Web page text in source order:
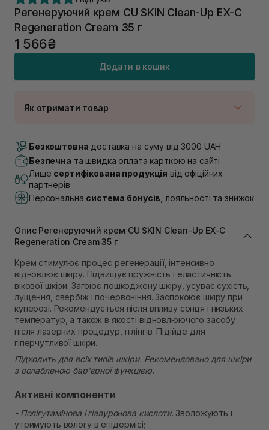
Регенеруючий крем CU SKIN Clean-Up EX-C
Regeneration Cream 35 г
1 566₴
Додати в кошик
Як отримати товар
В наявності
Самовивіз м. Луцьк, вул. Винниченка 4
Немає в наявності!
Самовивіз м. Львів, вул. Академіка Підстригача, 1В
(Duck’s Lake)
Немає в наявності!
Немає в наявності!
Самовивіз м. Львів, вул. Степана Бандери 45
Самовивіз м. Рівне, вул. 16-го Липня, 15
В наявності
Самовивіз м. Рівне, вул. Кулика і Гудачека 23 (ТЦ
Екватор)
Немає в наявності!
Безкоштовна доставка на суму від 3000 UAH
Безпечна та швидка оплата карткою на сайті
Лише сертифікована продукція від офіційних
партнерів
Персональна система бонусів , лояльності та знижок
Опис Регенеруючий крем CU SKIN Clean-Up EX-C
Regeneration Cream 35 г
Крем стимулює процес регенерації, інтенсивно
відновлює шкіру. Підвищує пружність і еластичність
вікової шкіри. Загоює пошкоджену шкіру, усуває сухість,
лущення, свербіж і почервоніння. Заспокоює шкіру при
куперозі. Рекомендується після впливу сонця і низьких
температур, а також в якості відновлюючого засобу
після лазерних процедур, пілінгів. Підійде для
гіперчутливої шкіри.
Підходить для всіх типів шкіри. Рекомендовано для шкіри
з ослабленою бар'єрної функцією.
Активні компоненти
- Полігутамінова і гіалуронова кислоти. Зволожують і
утримують вологу в епідермісі;